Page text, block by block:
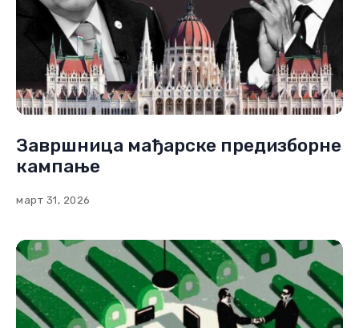
Завршница мађарске предизборне
кампање
март 31, 2026